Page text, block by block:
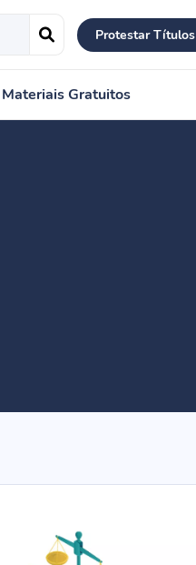
Protestar Títulos
Materiais Gratuitos